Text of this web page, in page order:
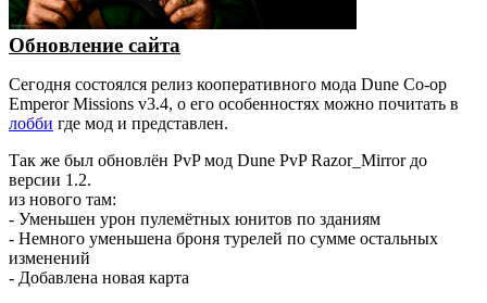
Обновление сайта
Сегодня состоялся релиз кооперативного мода Dune Co-op
Emperor Missions v3.4, о его особенностях можно почитать в
лобби где мод и представлен.
Так же был обновлён PvP мод Dune PvP Razor_Mirror до
версии 1.2.
из нового там:
- Уменьшен урон пулемётных юнитов по зданиям
- Немного уменьшена броня турелей по сумме остальных
изменений
- Добавлена новая карта